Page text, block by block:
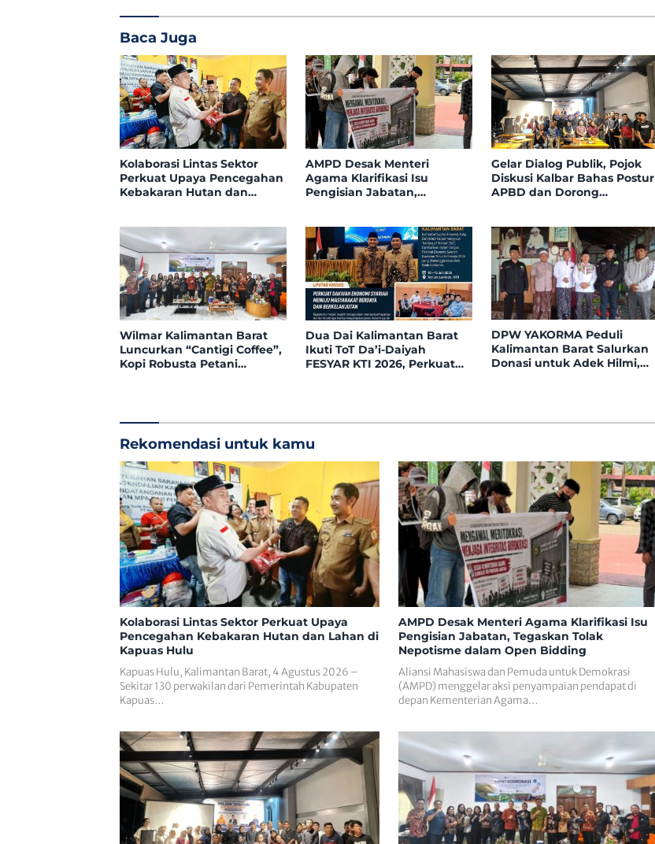
Baca Juga
Kolaborasi Lintas Sektor
Perkuat Upaya Pencegahan
Kebakaran Hutan dan
AMPD Desak Menteri
Agama Klarifikasi Isu
Pengisian Jabatan,
Gelar Dialog Publik, Pojok
Diskusi Kalbar Bahas Postur
APBD dan Dorong
Pusat
Wilmar Kalimantan Barat
Luncurkan “Cantigi Coffee”,
Kopi Robusta Petani
Dua Dai Kalimantan Barat
Ikuti ToT Da’i-Daiyah
FESYAR KTI 2026, Perkuat
DPW YAKORMA Peduli
Kalimantan Barat Salurkan
Donasi untuk Adek Hilmi,
Rekomendasi untuk kamu
Kolaborasi Lintas Sektor Perkuat Upaya
Pencegahan Kebakaran Hutan dan Lahan di
Kapuas Hulu
Kapuas Hulu, Kalimantan Barat, 4 Agustus 2026 –
Sekitar 130 perwakilan dari Pemerintah Kabupaten
Kapuas…
AMPD Desak Menteri Agama Klarifikasi Isu
Pengisian Jabatan, Tegaskan Tolak
Nepotisme dalam Open Bidding
Aliansi Mahasiswa dan Pemuda untuk Demokrasi
(AMPD) menggelar aksi penyampaian pendapat di
depan Kementerian Agama…